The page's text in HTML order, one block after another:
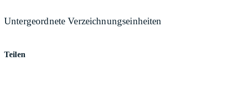
Untergeordnete Verzeichnungseinheiten
Teilen